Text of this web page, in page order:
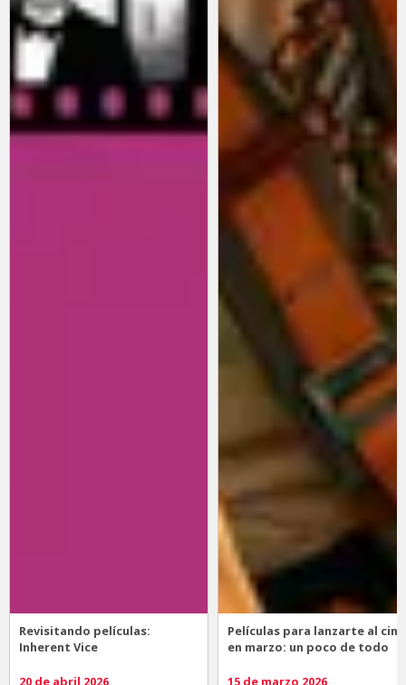
Revisitando películas:
Inherent Vice
Películas para lanzarte al cine
en marzo: un poco de todo